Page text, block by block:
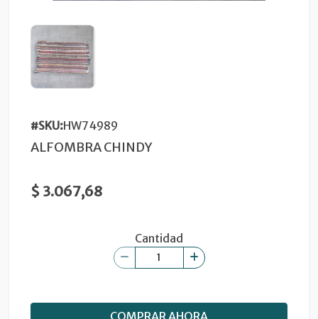
#SKU:HW74989
ALFOMBRA CHINDY
$ 3.067,68
Cantidad
COMPRAR AHORA